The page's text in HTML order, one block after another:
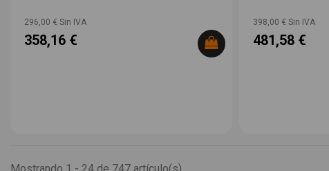
296,00 € Sin IVA
358,16 €
398,00 € Sin IVA
481,58 €